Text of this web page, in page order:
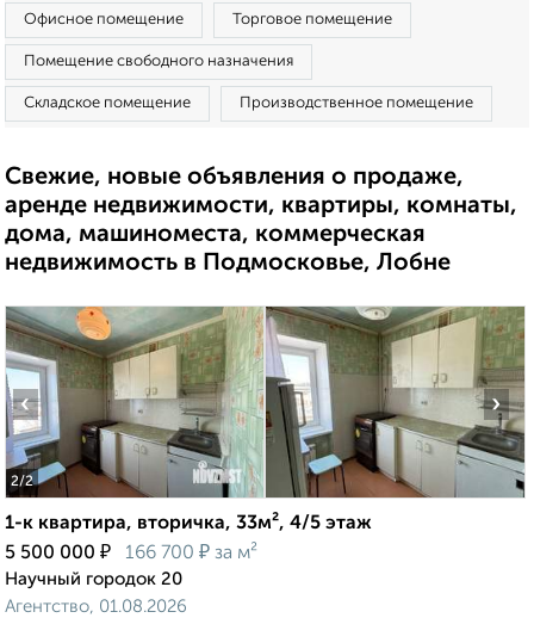
Офисное помещение Торговое помещение
Помещение свободного назначения
Складское помещение Производственное помещение
Свежие, новые объявления о продаже,
аренде недвижимости, квартиры, комнаты,
дома, машиноместа, коммерческая
недвижимость в Подмосковье, Лобне
2/2
‹ ›
1-к квартира, вторичка, 33м², 4/5 этаж
5 500 000 ₽ 166 700 ₽ за м²
Научный городок 20
Агентство, 01.08.2026